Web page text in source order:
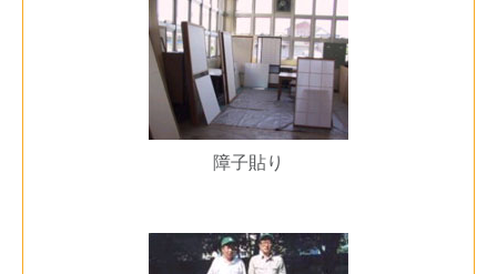
障子貼り